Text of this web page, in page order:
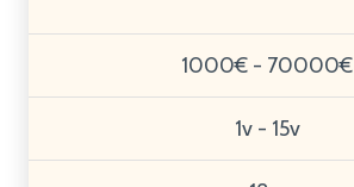
1000€ - 70000€
1v - 15v